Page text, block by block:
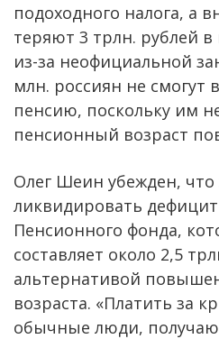
подоходного налога, а
теряют 3 трлн. рублей
из-за неофициальной
млн. россиян не смогут
пенсию, поскольку им
пенсионный возраст
Олег Шеин убежден, что
ликвидировать
Пенсионного фонда,
составляет около 2,5
альтернативой
возраста. «Платить за
обычные люди,